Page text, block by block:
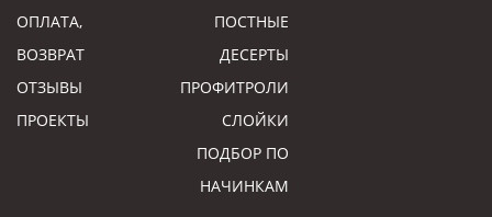
ОПЛАТА,
ВОЗВРАТ
ОТЗЫВЫ
ПРОЕКТЫ
ПОСТНЫЕ
ДЕСЕРТЫ
ПРОФИТРОЛИ
СЛОЙКИ
ПОДБОР ПО
НАЧИНКАМ